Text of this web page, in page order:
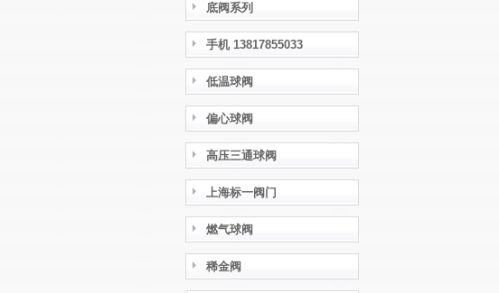
底阀系列
手机 13817855033
低温球阀
偏心球阀
高压三通球阀
上海标一阀门
燃气球阀
稀金阀